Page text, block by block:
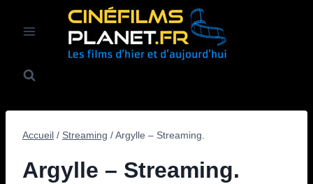
Accueil / Streaming /Argylle – Streaming.
Argylle – Streaming.